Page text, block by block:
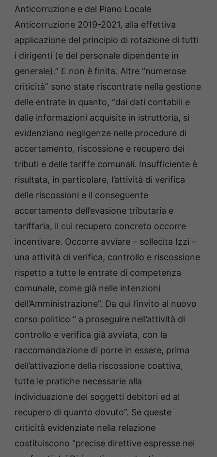
Anticorruzione e del Piano Locale
Anticorruzione 2019-2021, alla effettiva
applicazione del principio di rotazione di tutti
i dirigenti (e del personale dipendente in
generale).” E non è finita. Altre “numerose
criticità” sono state riscontrate nella gestione
delle entrate in quanto, “dai dati contabili e
dalle informazioni acquisite in istruttoria, si
evidenziano negligenze nelle procedure di
accertamento, riscossione e recupero dei
tributi e delle tariffe comunali. Insufficiente è
risultata, in particolare, l’attività di verifica
delle riscossioni e il conseguente
accertamento dell’evasione tributaria e
tariffaria, il cui recupero concreto occorre
incentivare. Occorre avviare – sollecita Izzi –
una attività di verifica, controllo e riscossione
rispetto a tutte le entrate di competenza
comunale, come già nelle intenzioni
dell’Amministrazione”. Da qui l’invito al nuovo
corso politico “ a proseguire nell’attività di
controllo e verifica già avviata, con la
raccomandazione di porre in essere, prima
dell’attivazione della riscossione coattiva,
tutte le pratiche necessarie alla
individuazione dei soggetti debitori ed al
recupero di quanto dovuto”. Se queste
criticità evidenziate nella relazione
costituiscono “precise direttive espresse nei